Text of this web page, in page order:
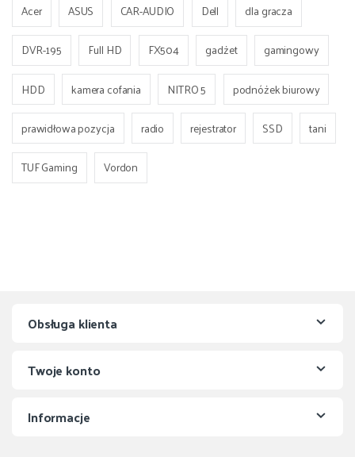
Acer ASUS CAR-AUDIO Dell
dla gracza
DVR-195
Full HD FX504 gadżet
gamingowy
HDD
kamera cofania NITRO 5
podnóżek biurowy
prawidłowa pozycja
radio rejestrator SSD
tani
TUF Gaming
Vordon
Obsługa klienta
Twoje konto
Informacje